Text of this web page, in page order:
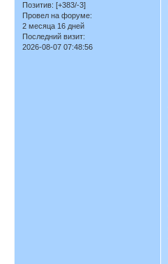
Позитив: [+383/-3]
Провел на форуме:
2 месяца 16 дней
Последний визит:
2026-08-07 07:48:56